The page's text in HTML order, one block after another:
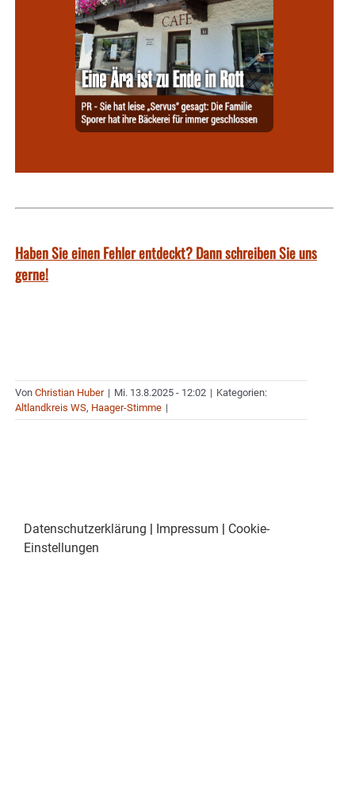
Haben Sie einen Fehler entdeckt? Dann schreiben Sie uns
gerne!
Von Christian Huber | Mi. 13.8.2025 - 12:02 | Kategorien:
Altlandkreis WS, Haager-Stimme |
Datenschutzerklärung | Impressum | Cookie-
Einstellungen